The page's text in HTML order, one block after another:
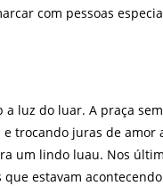
com pessoas
luz do luar. A praça
trocando juras de amor
um lindo luau. Nos
estavam